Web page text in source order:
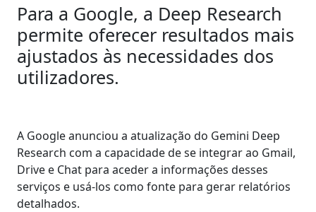
Para a Google, a Deep Research
permite oferecer resultados mais
ajustados às necessidades dos
utilizadores.
A Google anunciou a atualização do Gemini Deep
Research com a capacidade de se integrar ao Gmail,
Drive e Chat para aceder a informações desses
serviços e usá-los como fonte para gerar relatórios
detalhados.